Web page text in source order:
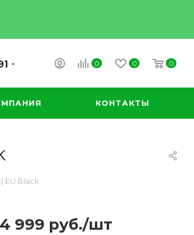
0 0 0
КОНТАКТЫ
EU Black
4 999 руб./шт